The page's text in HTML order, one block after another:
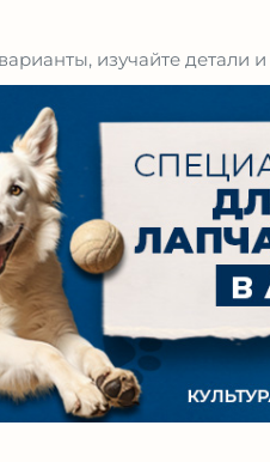
изучайте детали